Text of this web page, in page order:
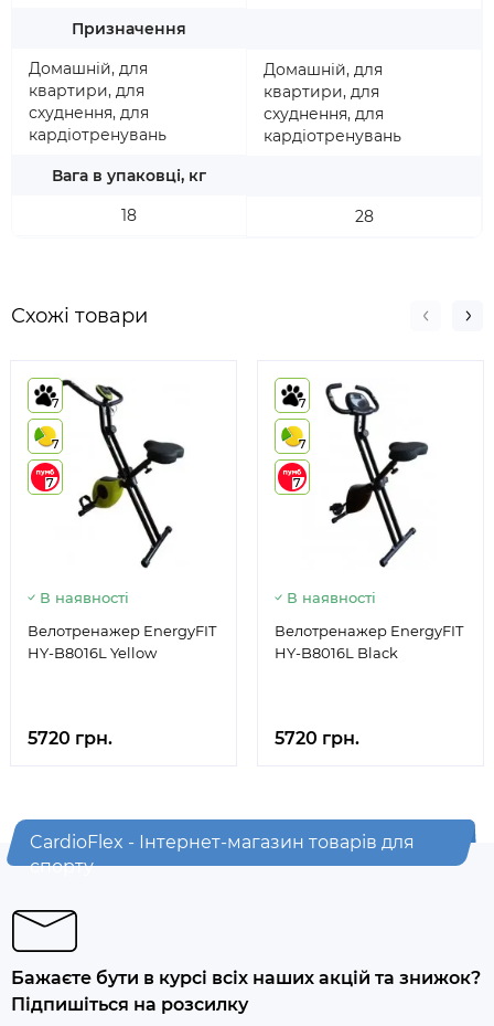
Призначення
Домашній, для
квартири, для
схуднення, для
кардіотренувань
Вага в упаковці, кг
18
Домашній, для
квартири, для
схуднення, для
кардіотренувань
28
Схожі товари
7
7
7
В наявності
Велотренажер EnergyFIT
HY-B8016L Yellow
5720 грн.
7
7
7
В наявності
Велотренажер EnergyFIT
HY-B8016L Black
5720 грн.
CardioFlex - Інтернет-магазин товарів для
спорту
Бажаєте бути в курсі всіх наших акцій та знижок?
Підпишіться на розсилку